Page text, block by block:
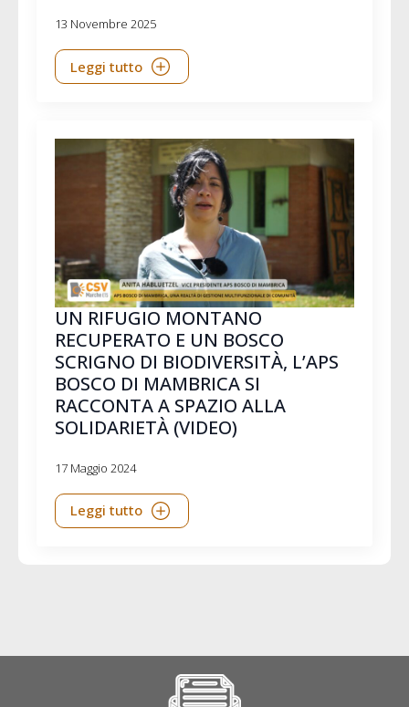
13 Novembre 2025
Leggi tutto
UN RIFUGIO MONTANO
RECUPERATO E UN BOSCO
SCRIGNO DI BIODIVERSITÀ, L’APS
BOSCO DI MAMBRICA SI
RACCONTA A SPAZIO ALLA
SOLIDARIETÀ (VIDEO)
17 Maggio 2024
Leggi tutto